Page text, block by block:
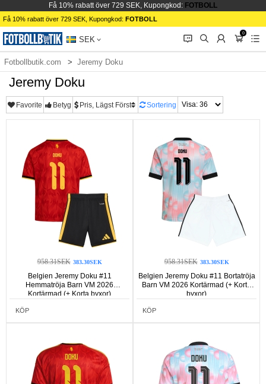
Få 10% rabatt över 729 SEK, Kupongkod: FOTBOLL
Få 10% rabatt över 729 SEK, Kupongkod: FOTBOLL
SEK 󰂱 󰂨 󰃳
0
󰃦 󰃖
Fotbollbutik.com Jeremy Doku
Jeremy Doku
Favorite Betyg Pris, Lägst Först Sortering
958.31SEK 383.30SEK
Belgien Jeremy Doku #11
Hemmatröja Barn VM 2026
Kortärmad (+ Korta byxor)
KÖP
958.31SEK 383.30SEK
Belgien Jeremy Doku #11 Bortatröja
Barn VM 2026 Kortärmad (+ Korta
byxor)
KÖP